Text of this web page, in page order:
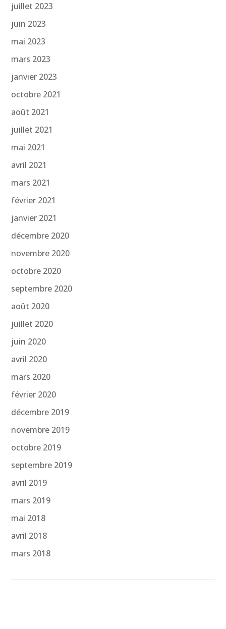
juillet 2023
juin 2023
mai 2023
mars 2023
janvier 2023
octobre 2021
août 2021
juillet 2021
mai 2021
avril 2021
mars 2021
février 2021
janvier 2021
décembre 2020
novembre 2020
octobre 2020
septembre 2020
août 2020
juillet 2020
juin 2020
avril 2020
mars 2020
février 2020
décembre 2019
novembre 2019
octobre 2019
septembre 2019
avril 2019
mars 2019
mai 2018
avril 2018
mars 2018